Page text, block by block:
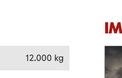
12.000 kg